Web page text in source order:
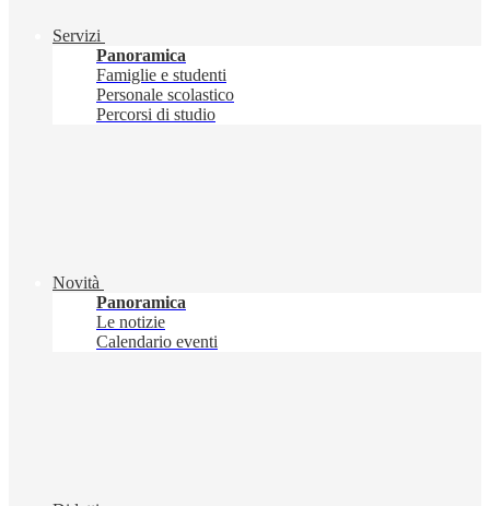
Servizi
Panoramica
Famiglie e studenti
Personale scolastico
Percorsi di studio
Novità
Panoramica
Le notizie
Calendario eventi